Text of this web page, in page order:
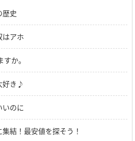
歴史
はアホ
か。
好き♪
いのに
結！最安値を探そう！